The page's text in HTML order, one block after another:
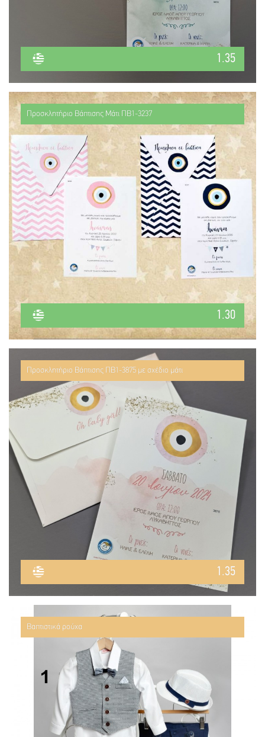
1.35
Προσκλητήριο Βάπτισης Μάτι ΠΒ1-3237
1.30
Προσκλητήριο Βάπτισης ΠΒ1-3875 με σχέδιο μάτι
1.35
Βαπτιστικά ρούχα